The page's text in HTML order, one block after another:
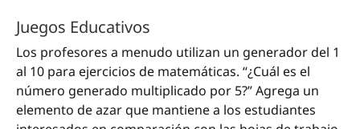
Juegos Educativos
Los profesores a menudo utilizan un generador del 1
al 10 para ejercicios de matemáticas. “¿Cuál es el
número generado multiplicado por 5?” Agrega un
elemento de azar que mantiene a los estudiantes